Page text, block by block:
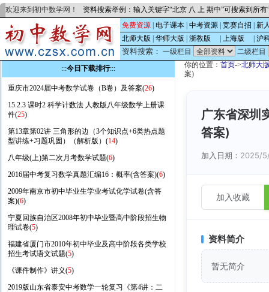
欢迎来到初中数学网！ 资料搜索举例：输入关键字“北京 八 上 期中”可搜索到所
免费资源 电子课本 中考资源 竞赛自招
新
北师大版
华师大版 浙教版 上海版 沪
资料搜索： 一级栏目
二级栏目
:::今日下载排行:::
重庆市2024届中考数学试卷（B卷）及答案(26)
15.2.3 课时2 科学计数法 人教版八年级数学上册课
件(25)
第13章第02讲 三角形的边（3个知识点+6类热点题
型讲练+习题巩固）（解析版）(14)
八年级(上)第二次月考数学试题(6)
2016届中考复习数学真题汇编16：概率(含答案)(6)
2009年南京市初中毕业生学业考试化学试卷(含答
案)(6)
宁夏回族自治区2008年初中毕业暨高中阶段招生物
理试卷(5)
福建省厦门市2010年初中毕业及高中阶段各类学校
招生考试语文试题(5)
《课件制作》讲义(5)
2019版山东省泰安中考数学一轮复习《第4讲：二
你的位置： 首页->北师大
案)
广东省深圳
答案)
加入日期： 2025/
加入收藏
资料简介
暂无简介